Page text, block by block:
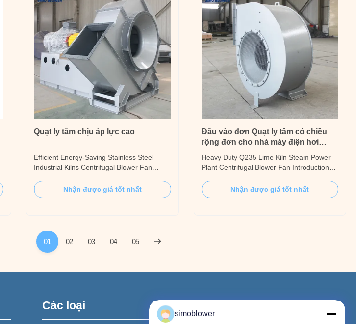
Quạt ly tâm chịu áp lực cao
Efficient Energy-Saving Stainless Steel
Industrial Kilns Centrifugal Blower Fan
heavy-duty centrifugal fan, suitable for
conveying non-flammable gas and
The output gas flow is ...
Nhận được giá tốt nhất
Đầu vào đơn Quạt ly tâm có chiều
rộng đơn cho nhà máy điện hơi
nước vôi
Heavy Duty Q235 Lime Kiln Steam Power
Plant Centrifugal Blower Fan Introduction
the earliest used fan in China, and it is also
the most commonly used fan. Suitable for
Nhận được giá tốt nhất
01 02 03 04 05
Các loại
simoblower